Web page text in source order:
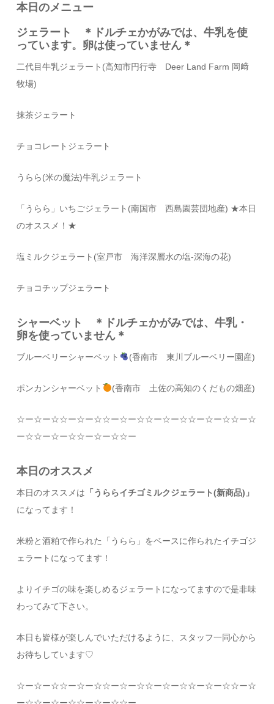
本日のメニュー
ジェラート ＊ドルチェかがみでは、牛乳を使
っています。卵は使っていません＊
二代目牛乳ジェラート (高知市円行寺 Deer Land Farm 岡﨑
牧場)
抹茶ジェラート
チョコレートジェラート
うらら(米の魔法)牛乳ジェラート
「うらら」いちごジェラート(南国市 西島園芸団地産) ★本日
のオススメ！★
塩ミルクジェラート(室戸市 海洋深層水の塩-深海の花)
チョコチップジェラート
シャーベット ＊ドルチェかがみでは、牛乳・
卵を使っていません＊
ブルーベリーシャーベット (香南市 東川ブルーベリー園産)
ポンカンシャーベット (香南市 土佐の高知のくだもの畑産)
☆ー☆ー☆☆ー☆ー☆☆ー☆ー☆☆ー☆ー☆☆ー☆ー☆☆ー☆
ー☆☆ー☆ー☆☆ー☆ー☆☆ー
本日のオススメ
本日のオススメは 「うららイチゴミルクジェラート(新商品)」
になってます！
米粉と酒粕で作られた「うらら」をベースに作られたイチゴジ
ェラートになってます！
よりイチゴの味を楽しめるジェラートになってますので是非味
わってみて下さい。
本日も皆様が楽しんでいただけるように、スタッフ一同心から
お待ちしています♡
☆ー☆ー☆☆ー☆ー☆☆ー☆ー☆☆ー☆ー☆☆ー☆ー☆☆ー☆